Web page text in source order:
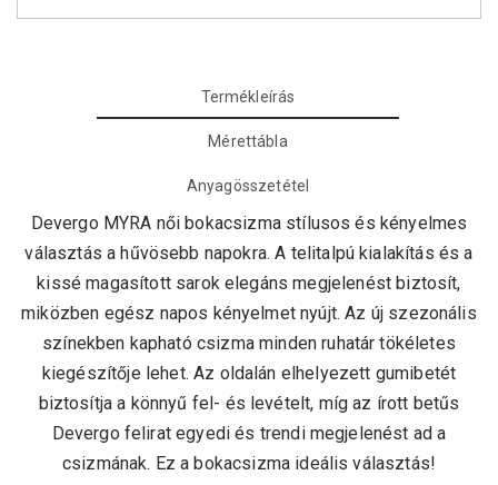
Termékleírás
Mérettábla
Anyagösszetétel
Devergo MYRA női bokacsizma stílusos és kényelmes
választás a hűvösebb napokra. A telitalpú kialakítás és a
kissé magasított sarok elegáns megjelenést biztosít,
miközben egész napos kényelmet nyújt. Az új szezonális
színekben kapható csizma minden ruhatár tökéletes
kiegészítője lehet. Az oldalán elhelyezett gumibetét
biztosítja a könnyű fel- és levételt, míg az írott betűs
Devergo felirat egyedi és trendi megjelenést ad a
csizmának. Ez a bokacsizma ideális választás!